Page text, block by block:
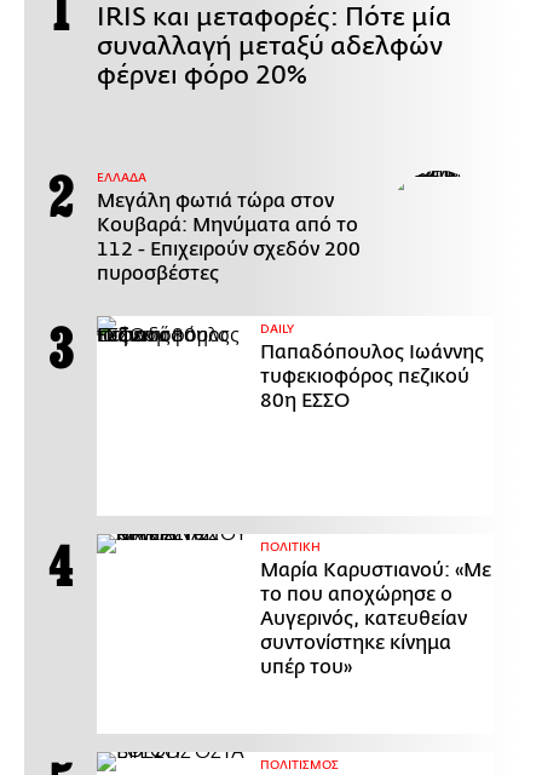
IRIS και μεταφορές: Πότε μία
συναλλαγή μεταξύ αδελφών
φέρνει φόρο 20%
ΕΛΛΑΔΑ
Μεγάλη φωτιά τώρα στον
Κουβαρά: Μηνύματα από το
112 - Επιχειρούν σχεδόν 200
πυροσβέστες
DAILY
Παπαδόπουλος Ιωάννης
τυφεκιοφόρος πεζικού
80η ΕΣΣΟ
ΠΟΛΙΤΙΚΗ
Μαρία Καρυστιανού: «Με
το που αποχώρησε ο
Αυγερινός, κατευθείαν
συντονίστηκε κίνημα
υπέρ του»
ΠΟΛΙΤΙΣΜΟΣ